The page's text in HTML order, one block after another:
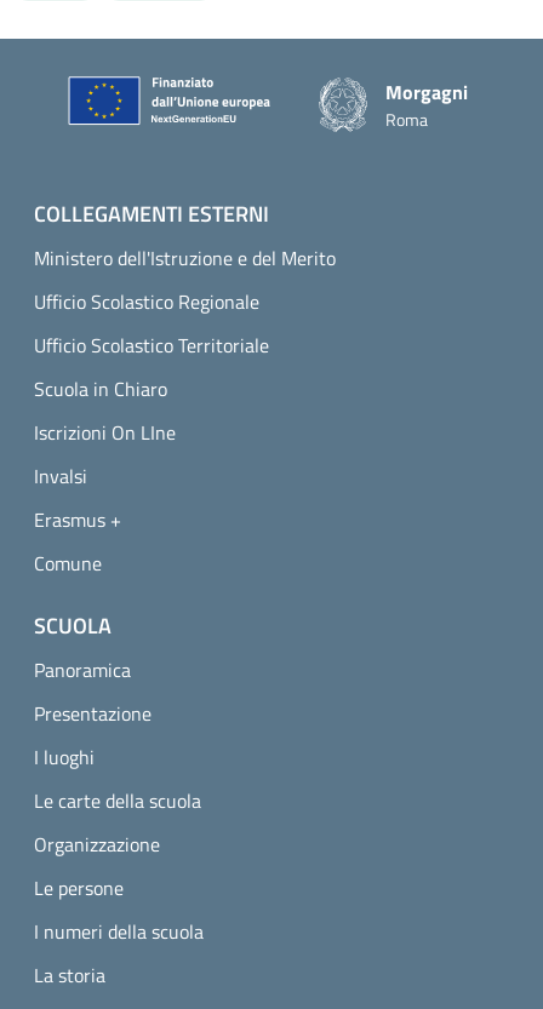
Piè di pagina
Morgagni
Roma
COLLEGAMENTI ESTERNI
Ministero dell'Istruzione e del Merito
Ufficio Scolastico Regionale
Ufficio Scolastico Territoriale
Scuola in Chiaro
Iscrizioni On LIne
Invalsi
Erasmus +
Comune
SCUOLA
Panoramica
Presentazione
I luoghi
Le carte della scuola
Organizzazione
Le persone
I numeri della scuola
La storia